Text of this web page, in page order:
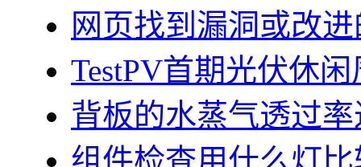
网页找到漏洞或改
TestPV首期光伏休
背板的水蒸气透过
组件检查用什么灯